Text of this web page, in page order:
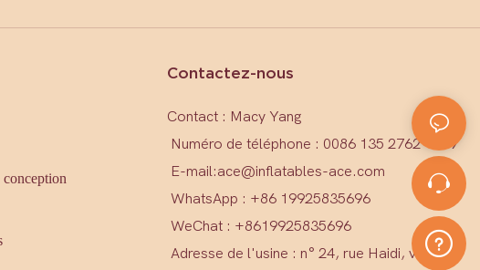
Contactez-nous
Contact : Macy Yang
Numéro de téléphone : 0086 135 2762 1579
E-mail:ace@inflatables-ace.com
WhatsApp : +86 19925835696
WeChat : +8619925835696
Adresse de l'usine : n° 24, rue Haidi, village